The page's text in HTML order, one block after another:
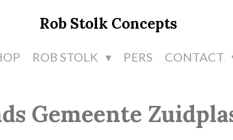
Rob Stolk Concepts
ROB STOLK PERS CONTACT
Gemeente